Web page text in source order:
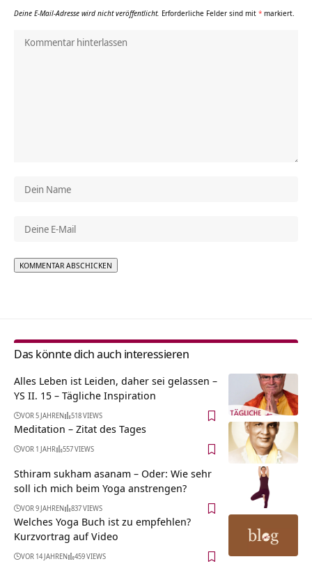
Deine E-Mail-Adresse wird nicht veröffentlicht. Erforderliche Felder sind mit * markiert.
Das könnte dich auch interessieren
Alles Leben ist Leiden, daher sei gelassen –
YS II. 15 – Tägliche Inspiration
VOR 5 JAHREN 518 VIEWS
Meditation – Zitat des Tages
VOR 1 JAHR 557 VIEWS
Sthiram sukham asanam – Oder: Wie sehr
soll ich mich beim Yoga anstrengen?
VOR 9 JAHREN 837 VIEWS
Welches Yoga Buch ist zu empfehlen?
Kurzvortrag auf Video
VOR 14 JAHREN 459 VIEWS